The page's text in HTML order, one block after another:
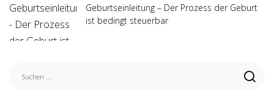
Geburtseinleitung – Der Prozess der Geburt
ist bedingt steuerbar